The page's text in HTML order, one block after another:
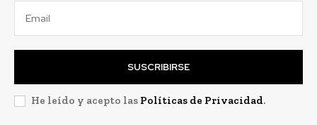
SUSCRIBIRSE
He leído y acepto las Políticas de Privacidad.